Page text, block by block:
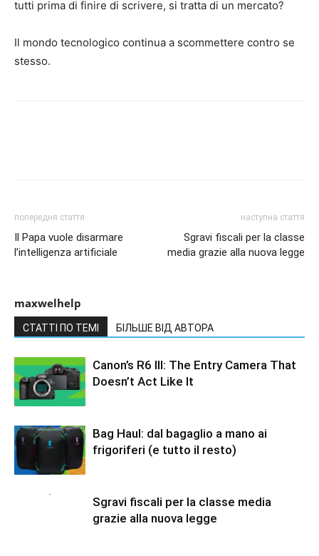
tutti prima di finire di scrivere, si tratta di un mercato?
Il mondo tecnologico continua a scommettere contro se
stesso.
попередня стаття
Il Papa vuole disarmare
l’intelligenza artificiale
наступна стаття
Sgravi fiscali per la classe
media grazie alla nuova legge
maxwelhelp
СТАТТІ ПО ТЕМІ БІЛЬШЕ ВІД АВТОРА
Canon’s R6 III: The Entry Camera That
Doesn’t Act Like It
Bag Haul: dal bagaglio a mano ai
frigoriferi (e tutto il resto)
Sgravi fiscali per la classe media
grazie alla nuova legge